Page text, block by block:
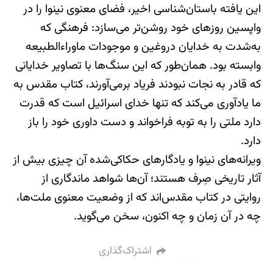
این یافته باستان‌شناسی اخیر، فضای معنوی نینوا را در
واپسین روزهای خود روشن‌تر می‌سازد: فرهنگی که
به‌شدت به خدایان دروغین و موجودات ماوراءالطبیعه
وابسته بود. همان‌طور که این سنگ‌ها با تصاویر خدایانی
که قادر به نجات نبودند فریاد برمی‌آورند، کتاب مقدس به
ما یادآوری می‌کند که تنها خدای اسرائیل است که قدرت
دارد ملتی را به توبه فراخواند و دست داوری خود را باز
دارد.
ویرانه‌های نینوا و یادگارهای حکاکی‌شده آن چیزی بیش از
آثار تاریخی صِرف هستند؛ آن‌ها شواهد ماندگاری از
روایتی در کتاب مقدس‌اند که از وضعیت معنوی ملت‌ها،
چه در آن زمان و چه اکنون، سخن می‌گوید.
اشتراک‌گذاری